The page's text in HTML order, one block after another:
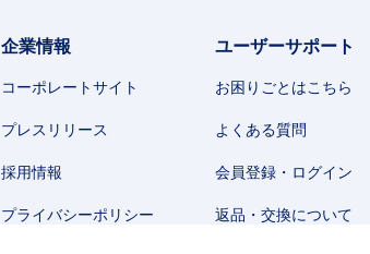
企業情報
コーポレートサイト
プレスリリース
採用情報
プライバシーポリシー
ユーザーサポート
お困りごとはこちら
よくある質問
会員登録・ログイン
返品・交換について